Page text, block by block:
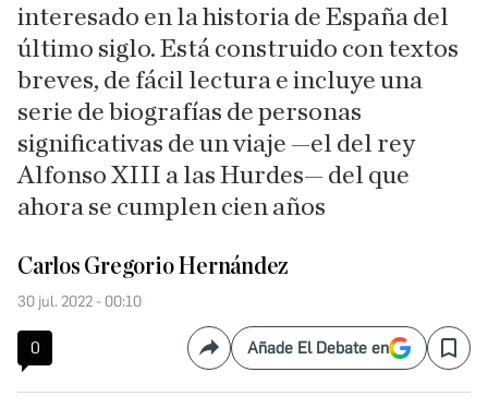
interesado en la historia de España del
último siglo. Está construido con textos
breves, de fácil lectura e incluye una
serie de biografías de personas
significativas de un viaje —el del rey
Alfonso XIII a las Hurdes— del que
ahora se cumplen cien años
Carlos Gregorio Hernández
30 jul. 2022 - 00:10
0 CompartirAñade El Debate en Save